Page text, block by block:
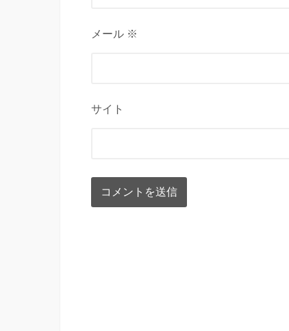
メール ※
サイト